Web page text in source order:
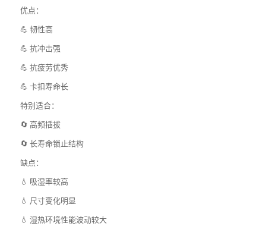
优点：
💪 韧性高
💪 抗冲击强
💪 抗疲劳优秀
💪 卡扣寿命长
特别适合：
🔄 高频插拔
🔄 长寿命锁止结构
缺点：
💧 吸湿率较高
💧 尺寸变化明显
💧 湿热环境性能波动较大